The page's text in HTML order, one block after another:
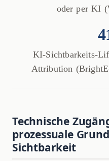
oder per KI
KI-Sichtbarkeits-
Attribution
Technische
prozessuale
Sichtbarkeit